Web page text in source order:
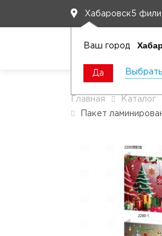
Хабаровск5
Ваш город
Да
Главная Каталог
Пакет